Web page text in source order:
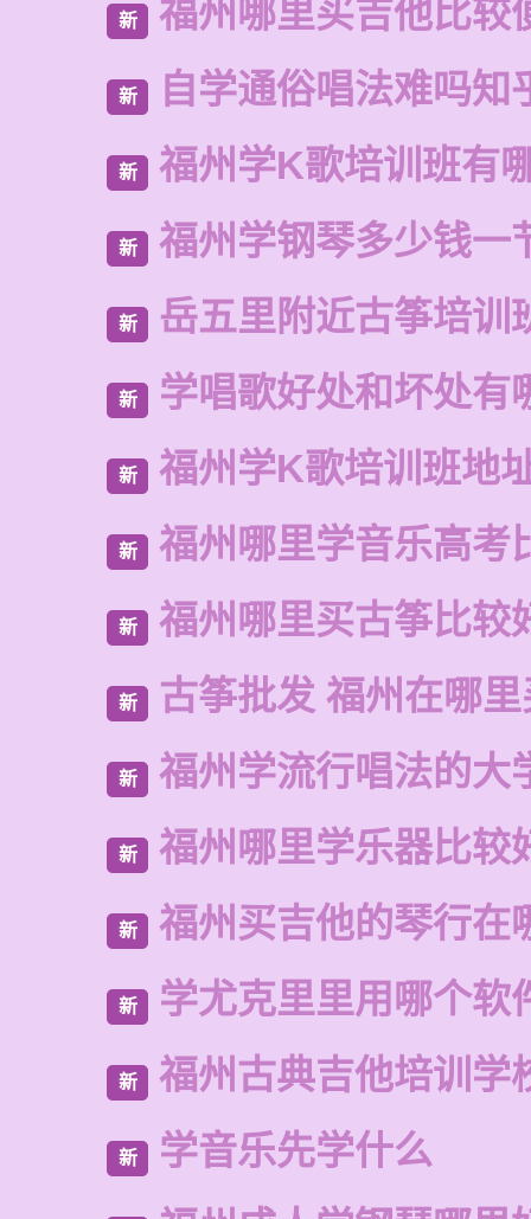
新 福州哪里买吉他比较
新 自学通俗唱法难吗知
新 福州学K歌培训班有
新 福州学钢琴多少钱一
新 岳五里附近古筝培训
新 学唱歌好处和坏处有
新 福州学K歌培训班地
新 福州哪里学音乐高考
新 福州哪里买古筝比较
新 古筝批发 福州在哪
新 福州学流行唱法的大
新 福州哪里学乐器比较
新 福州买吉他的琴行在
新 学尤克里里用哪个软
新 福州古典吉他培训学
新 学音乐先学什么